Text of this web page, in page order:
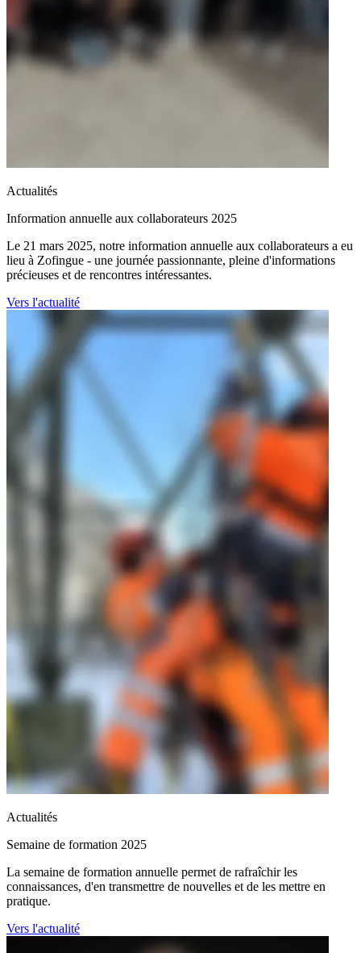
Actualités
Information annuelle aux collaborateurs 2025
Le 21 mars 2025, notre information annuelle aux collaborateurs a eu
lieu à Zofingue - une journée passionnante, pleine d'informations
précieuses et de rencontres intéressantes.
Vers l'actualité
Actualités
Semaine de formation 2025
La semaine de formation annuelle permet de rafraîchir les
connaissances, d'en transmettre de nouvelles et de les mettre en
pratique.
Vers l'actualité